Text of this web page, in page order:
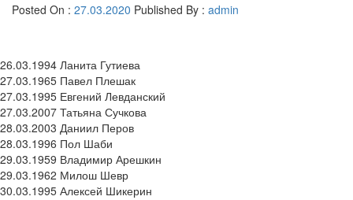
Posted On : 27.03.2020 Published By : admin
26.03.1994 Ланита Гутиева
27.03.1965 Павел Плешак
27.03.1995 Евгений Левданский
27.03.2007 Татьяна Сучкова
28.03.2003 Даниил Перов
28.03.1996 Пол Шаби
29.03.1959 Владимир Арешкин
29.03.1962 Милош Шевр
30.03.1995 Алексей Шикерин